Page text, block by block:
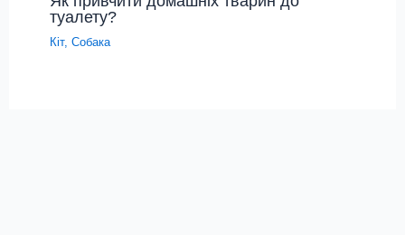
туалету?
Кіт,Собака